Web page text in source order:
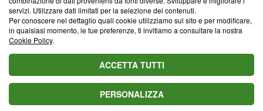
Blasting SA, IDI CHE-247.845.224, Via Carlo Frasca, 3 - 6900
Lugano (Svizzera) Tel:+39 0690258937
© 2026 Blasting News
servizi. Utilizzare dati limitati per la selezione dei contenuti.
Per conoscere nel dettaglio quali cookie utilizziamo sul sito e per modificare,
in qualsiasi momento, le tue preferenze, ti invitiamo a consultare la nostra
Cookie Policy.
ACCETTA TUTTI
PERSONALIZZA